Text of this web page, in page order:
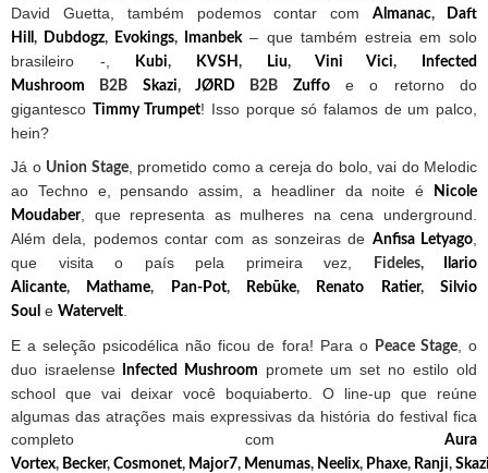
David Guetta, também podemos contar comAlmanac,
Daft
Hill , Dubdogz, Evokings, Imanbek – que também estreia em solo
brasileiro -,
Kubi, KVSH, Liu, Vini Vici,
Infected
Mushroom
B2B Skazi,JØRD B2B Zuffoe o retorno do
gigantesco
Timmy Trumpet! Isso porque só falamos de um palco,
hein?
Já o Union Stage, prometido como a cereja do bolo, vai do Melodic
ao Techno e, pensando assim, a headliner da noite é
Nicole
Moudaber, que representa as mulheres na cena underground.
Além dela, podemos contar com as sonzeiras de Anfisa Letyago
que visita o país pela primeira vez,
Fideles,
Ilario
Alicante, Mathame, Pan-Pot, Rebūke, Renato Ratier,Silvio
Soul e Watervelt
E a seleção psicodélica não ficou de fora! Para o
Peace Stage, o
duo israelenseInfected Mushroom
promete um set no estilo old
school que vai deixar você boquiaberto. O line-up que reúne
algumas das atrações mais expressivas da história do festival fica
completo com Aura
Vortex, Becker, Cosmonet, Major7, Menumas, Neelix, Phaxe, Ranji,